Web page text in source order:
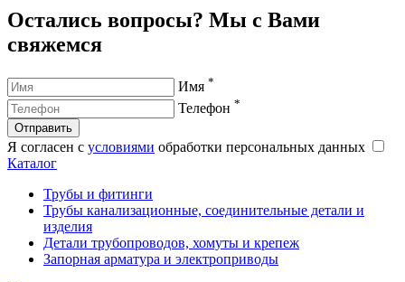
Остались вопросы? Мы с Вами
свяжемся
Имя *
Телефон *
Отправить
Я согласен с условиями обработки персональных данных
Каталог
Трубы и фитинги
Трубы канализационные, соединительные детали и
изделия
Детали трубопроводов, хомуты и крепеж
Запорная арматура и электроприводы